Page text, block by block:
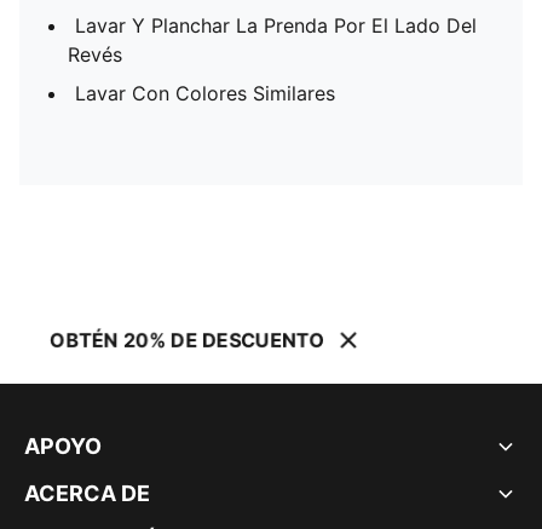
Lavar Y Planchar La Prenda Por El Lado Del
Revés
Lavar Con Colores Similares
OBTÉN 20% DE DESCUENTO
APOYO
ACERCA DE